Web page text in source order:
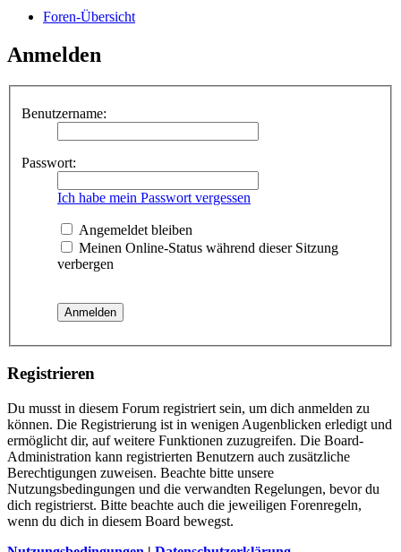
Foren-Übersicht
Anmelden
Benutzername:
Passwort:
Ich habe mein Passwort vergessen
Angemeldet bleiben
Meinen Online-Status während dieser Sitzung
verbergen
Registrieren
Du musst in diesem Forum registriert sein, um dich anmelden zu
können. Die Registrierung ist in wenigen Augenblicken erledigt und
ermöglicht dir, auf weitere Funktionen zuzugreifen. Die Board-
Administration kann registrierten Benutzern auch zusätzliche
Berechtigungen zuweisen. Beachte bitte unsere
Nutzungsbedingungen und die verwandten Regelungen, bevor du
dich registrierst. Bitte beachte auch die jeweiligen Forenregeln,
wenn du dich in diesem Board bewegst.